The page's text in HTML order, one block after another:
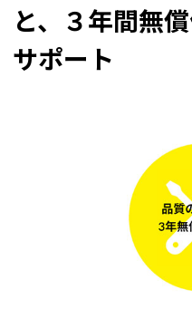
と、３年間無
サポート